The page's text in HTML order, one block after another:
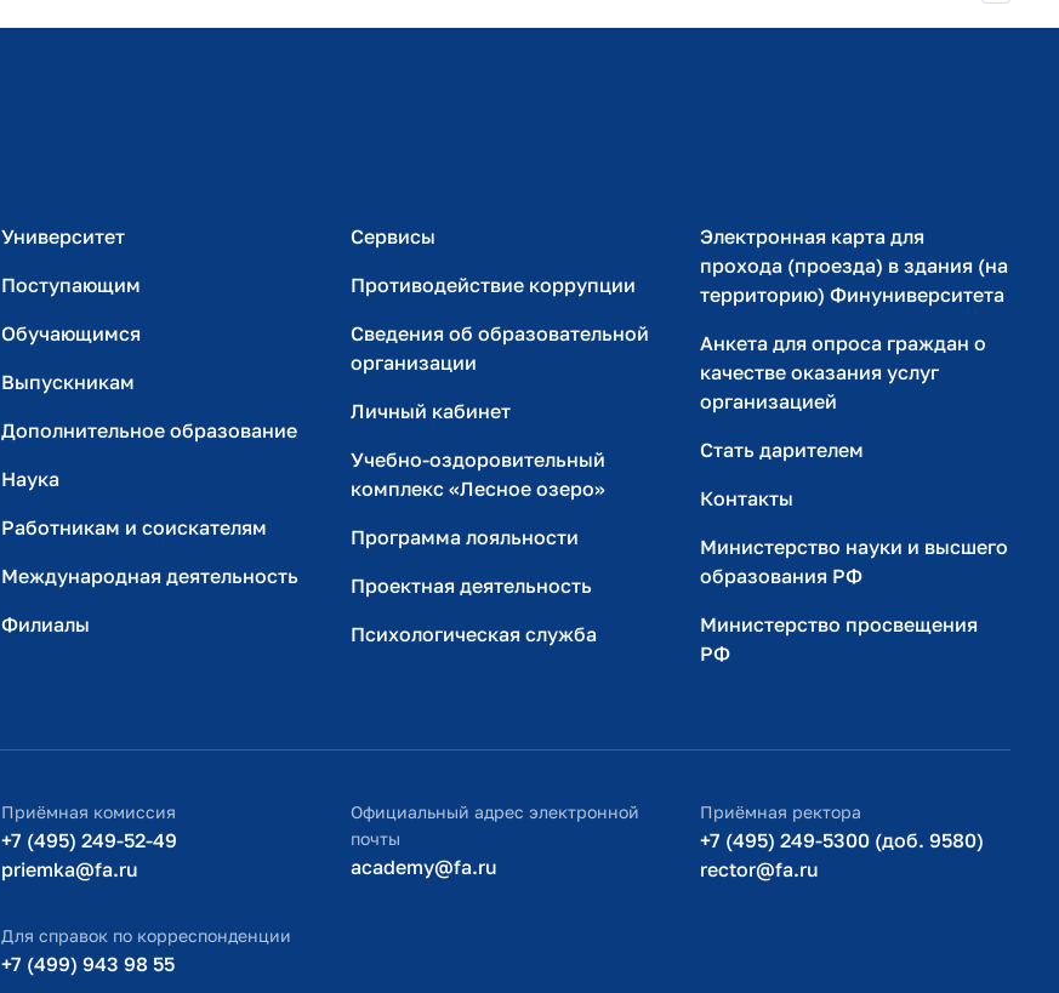
Университет
Поступающим
Обучающимся
Выпускникам
Дополнительное образование
Наука
Работникам и соискателям
Международная деятельность
Филиалы
Сервисы
Противодействие коррупции
Сведения об образовательной
организации
Личный кабинет
Учебно-оздоровительный
комплекс «Лесное озеро»
Программа лояльности
Проектная деятельность
Психологическая служба
Электронная карта для
прохода (проезда) в здания (на
территорию) Финуниверситета
Анкета для опроса граждан о
качестве оказания услуг
организацией
Стать дарителем
Контакты
Министерство науки и высшего
образования РФ
Министерство просвещения
РФ
Приёмная комиссия
+7 (495) 249-52-49
priemka@fa.ru
Официальный адрес электронной
почты
academy@fa.ru
Приёмная ректора
+7 (495) 249-5300 (доб. 9580)
rector@fa.ru
Для справок по корреспонденции
+7 (499) 943 98 55